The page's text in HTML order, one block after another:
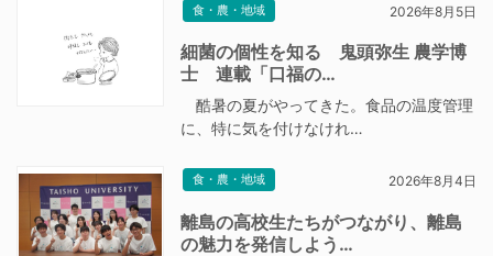
食・農・地域 2026年8月5日
細菌の個性を知る 鬼頭弥生 農学博
士 連載「口福の…
酷暑の夏がやってきた。食品の温度管理
に、特に気を付けなけれ…
食・農・地域 2026年8月4日
離島の高校生たちがつながり、離島
の魅力を発信しよう…